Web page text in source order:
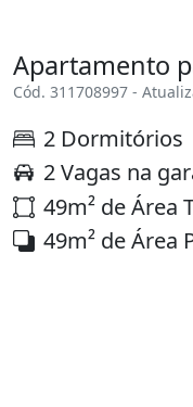
Apartamento
Cód. 311708997 -
2 Dormitórios
2 Vagas na
49m² de Área
49m² de Área